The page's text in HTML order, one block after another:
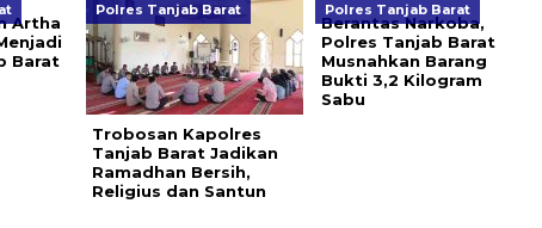
Artha
Barat
Polres Tanjab Barat
Trobosan Kapolres
Tanjab Barat Jadikan
Ramadhan Bersih,
Religius dan Santun
Polres Tanjab Barat
Berantas Narkoba,
Polres Tanjab Barat
Musnahkan Barang
Bukti 3,2 Kilogram
Sabu